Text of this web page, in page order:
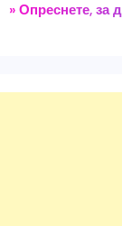
» Опреснете, за